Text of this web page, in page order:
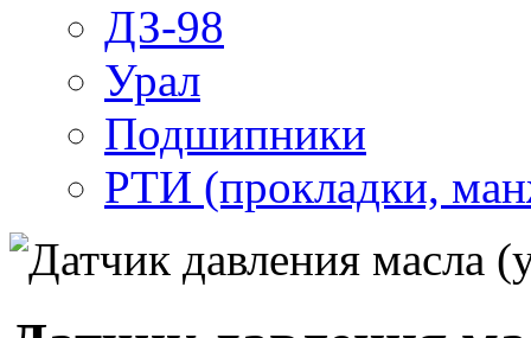
ДЗ-98
Урал
Подшипники
РТИ (прокладки,